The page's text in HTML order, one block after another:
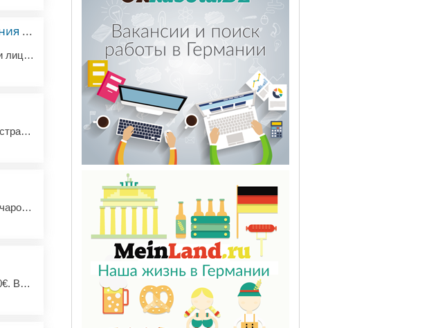
Гилауроновые филлеры и продукты для оздоровления кожи
Предлагаю продукцию для оздоровления и поддержания кожи лица.Гилауроновые филлеры, анестетики,коллаген,витаминные комплексы и крема для разглаживания морщин, восстановления и упругости кожи. Заказы от 300€ доставка в Районы Шарлотенбург, Вильмерсдорф, Шпандау и Митте бесплатно в течении 2 часов. В о...
Продажа и покупка действующих фирм в Германии ив других странах Европы с налоговыми (в том числе включающим налог на добавленную стоимость) номерами и банковскими счетами, а также с таможенной регистрационной идентификацией (возможность импорта/экспорта). На рынке: от 6 месяцев до 8 лет. Область дея...
???? Французские бульдожки с редким окрасом хаски ???? Очаровательные щенки французского бульдога с необычным, редким окрасом хаски ищут любящие дома! ❤️ ???? Дата рождения: 15 августа 2025 года Щенки уже получили первую прививку, обработаны от паразитов и полностью готовы к переезду. ???? В наличии...
Продам диван с функцией сна. Состояние отличное. Цена 250€. Возможно доставка. Дополнительные вопросы пожалуйста WhatsApp